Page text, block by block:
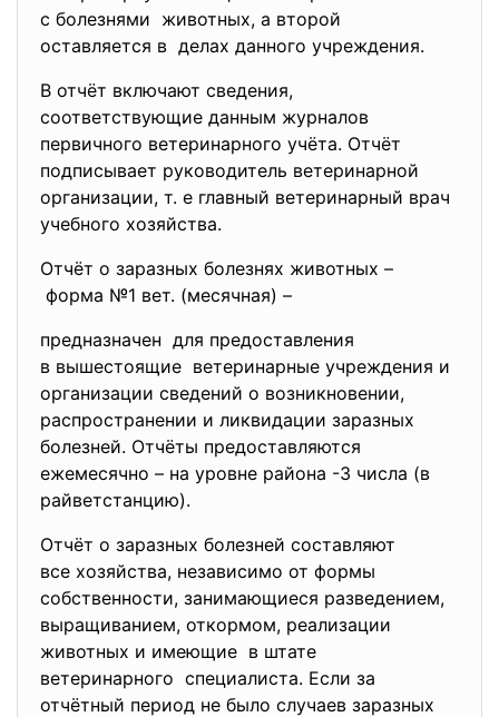
с болезнями животных, а второй
оставляется в делах данного учреждения.
В отчёт включают сведения,
соответствующие данным журналов
первичного ветеринарного учёта. Отчёт
подписывает руководитель ветеринарной
организации, т. е главный ветеринарный врач
учебного хозяйства.
Отчёт о заразных болезнях животных –
форма №1 вет. (месячная) –
предназначен для предоставления
в вышестоящие ветеринарные учреждения и
организации сведений о возникновении,
распространении и ликвидации заразных
болезней. Отчёты предоставляются
ежемесячно – на уровне района -3 числа (в
райветстанцию).
Отчёт о заразных болезней составляют
все хозяйства, независимо от формы
собственности, занимающиеся разведением,
выращиванием, откормом, реализации
животных и имеющие в штате
ветеринарного специалиста. Если за
отчётный период не было случаев заразных